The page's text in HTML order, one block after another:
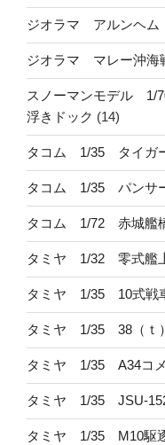
ジオラマ アルンヘ
ジオラマ マレー沖海
スノーマンモデル 1/
浮きドック (14)
タコム 1/35 タイガ
タコム 1/35 パンサ
タコム 1/72 赤城艦
タミヤ 1/32 零式艦
タミヤ 1/35 10式戦
タミヤ 1/35 38（ｔ
タミヤ 1/35 A34コ
タミヤ 1/35 JSU-
タミヤ 1/35 M10駆